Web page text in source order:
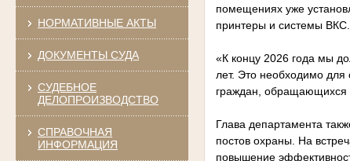
НОРМАТИВНЫЕ АКТЫ
ДОКУМЕНТЫ СУДА
СУДЕБНОЕ
ДЕЛОПРОИЗВОДСТВО
СПРАВОЧНАЯ
ИНФОРМАЦИЯ
помещениях уже
принтеры и системы ВКС.
«К концу 2026 года мы
лет. Это необходимо для
граждан, обращающихся
Глава департамента
постов охраны. На
повышение